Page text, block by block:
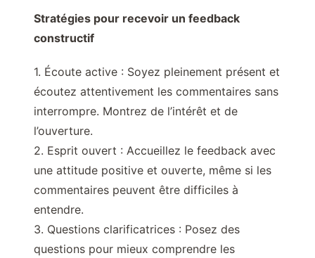
Stratégies pour recevoir un feedback
constructif
1. Écoute active : Soyez pleinement présent et
écoutez attentivement les commentaires sans
interrompre. Montrez de l’intérêt et de
l’ouverture.
2. Esprit ouvert : Accueillez le feedback avec
une attitude positive et ouverte, même si les
commentaires peuvent être difficiles à
entendre.
3. Questions clarificatrices : Posez des
questions pour mieux comprendre les